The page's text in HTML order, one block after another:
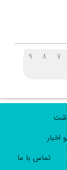
تماس با ما